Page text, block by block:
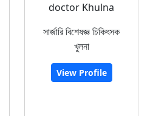
doctor Khulna
সার্জারি বিশেষজ্ঞ চিকিৎসক
খুলনা
View Profile